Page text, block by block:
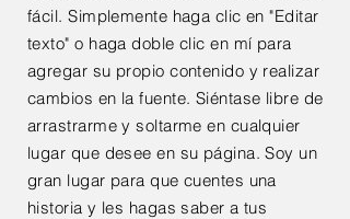
fácil. Simplemente haga clic en "Editar
texto" o haga doble clic en mí para
agregar su propio contenido y realizar
cambios en la fuente. Siéntase libre de
arrastrarme y soltarme en cualquier
lugar que desee en su página. Soy un
gran lugar para que cuentes una
historia y les hagas saber a tus